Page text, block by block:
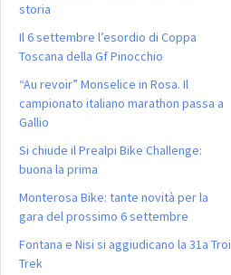
storia
Il 6 settembre l’esordio di Coppa
Toscana della Gf Pinocchio
“Au revoir” Monselice in Rosa. Il
campionato italiano marathon passa a
Gallio
Si chiude il Prealpi Bike Challenge:
buona la prima
Monterosa Bike: tante novità per la
gara del prossimo 6 settembre
Fontana e Nisi si aggiudicano la 31a Troi
Trek